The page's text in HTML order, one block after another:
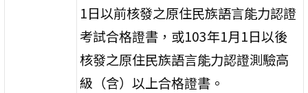
1日以前核發之原住民族語言能力認證
考試合格證書，或103年1月1日以後
核發之原住民族語言能力認證測驗高
級（含）以上合格證書。